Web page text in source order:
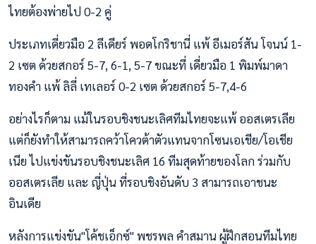
ไทยต้องพ่ายไป 0-2 คู่
ประเภทเดี่ยวมือ 2 ลีเดียร์ พอดโกริชานี่ แพ้ อีเมอร์สัน โจนน์ 1-
2 เซต ด้วยสกอร์ 5-7, 6-1, 5-7 ขณะที่ เดี่ยวมือ 1 พิมพ์มาดา
ทองคำ แพ้ ลิลี่ เทเลอร์ 0-2 เซต ด้วยสกอร์ 5-7,4-6
อย่างไรก็ตาม แม้ในรอบชิงชนะเลิศทีมไทยจะแพ้ ออสเตรเลีย
แต่ก็ยังทำให้สามารถคว้าโควต้าตัวแทนจากโซนเอเชีย/โอเชีย
เนีย ไปแข่งขันรอบชิงชนะเลิศ 16 ทีมสุดท้ายของโลก ร่วมกับ
ออสเตรเลีย และ ญี่ปุ่น ที่รอบชิงอันดับ 3 สามารถเอาชนะ
อินเดีย
หลังการแข่งขัน"โค้ชเอ็กซ์" พชรพล คำสมาน ผู้ฝึกสอนทีมไทย